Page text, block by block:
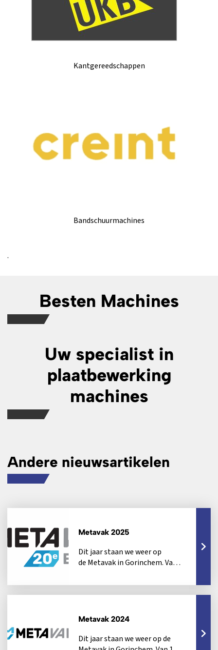
Kantgereedschappen
Bandschuurmachines
.
Besten Machines
Uw specialist in
plaatbewerking
machines
Andere nieuwsartikelen
Metavak 2025
Dit jaar staan we weer op
de Metavak in Gorinchem. Van
de beurshallen in...
Metavak 2024
Dit jaar staan we weer op de